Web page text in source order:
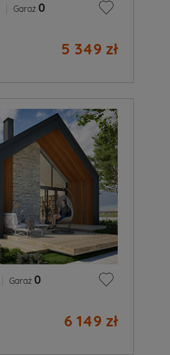
Garaż 0
5 349 zł
Garaż 0
6 149 zł